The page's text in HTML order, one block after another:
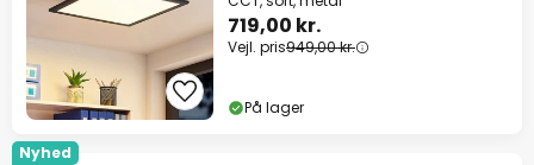
719,00 kr.
Vejl. pris949,00 kr.
På lager
Nyhed